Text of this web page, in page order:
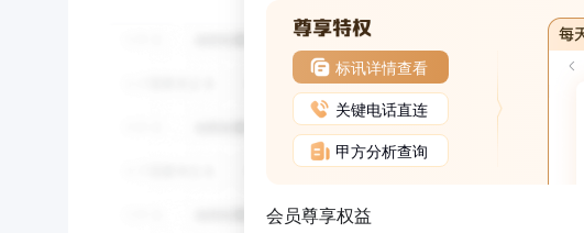
标讯详情查看
关键电话直连
甲方分析查询
会员尊享权益